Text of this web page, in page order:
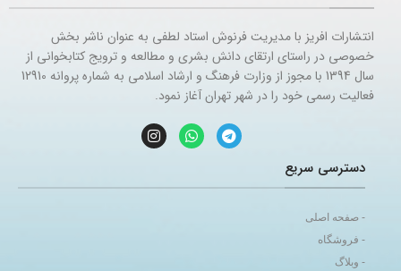
انتشارات افریز با مدیریت فرنوش استاد لطفی به عنوان ناشر بخش
خصوصی در راستای ارتقای دانش بشری و مطالعه و ترویج کتابخوانی از
سال 1394 با مجوز از وزارت فرهنگ و ارشاد اسلامی به شماره پروانه 12910
فعالیت رسمی خود را در شهر تهران آغاز نمود.
دسترسی سریع
- صفحه اصلی
- فروشگاه
- وبلاگ